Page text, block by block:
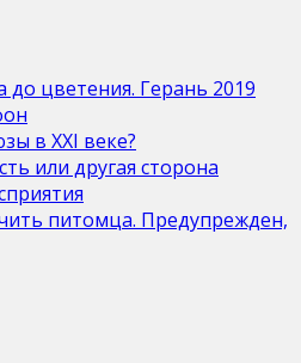
до цветения. Герань 2019
в ХХІ веке?
или другая сторона
питомца. Предупрежден,